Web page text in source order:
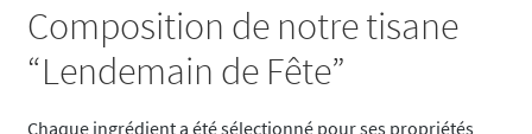
Composition de notre tisane
“Lendemain de Fête”
Chaque ingrédient a été sélectionné pour ses propriétés